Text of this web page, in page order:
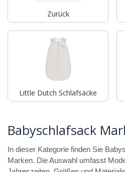
Zurück
Little Dutch Schlafsäcke
Babyschlafsack
In dieser Kategorie finden Sie
Marken. Die Auswahl umfasst